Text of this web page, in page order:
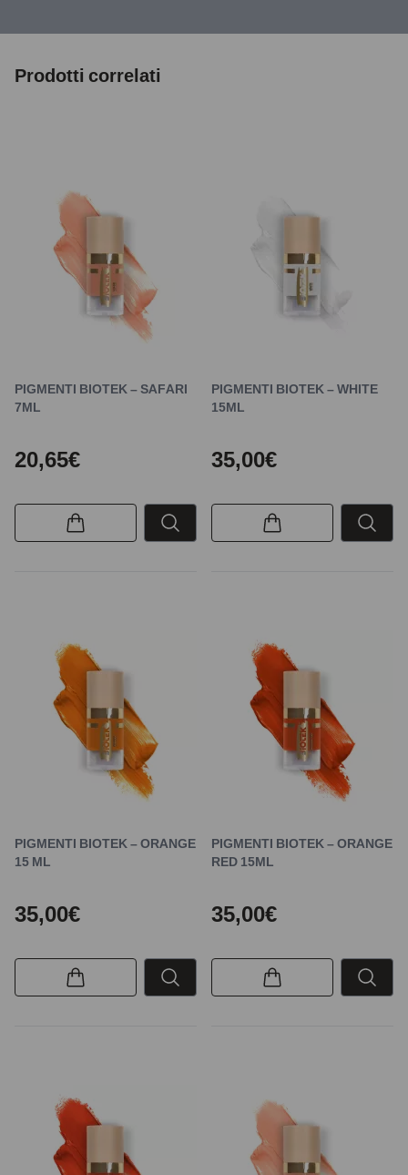
Prodotti correlati
PIGMENTI BIOTEK – SAFARI
7ML
20,65€
PIGMENTI BIOTEK – WHITE
15ML
35,00€
PIGMENTI BIOTEK – ORANGE
15 ML
35,00€
PIGMENTI BIOTEK – ORANGE
RED 15ML
35,00€